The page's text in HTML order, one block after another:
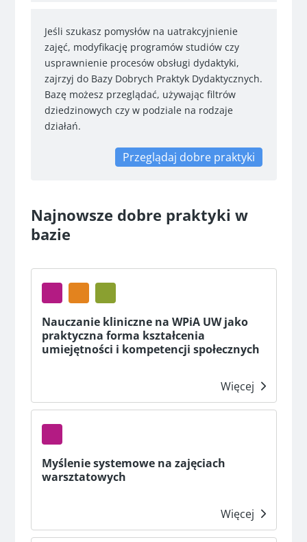
Jeśli szukasz pomysłów na uatrakcyjnienie
zajęć, modyfikację programów studiów czy
usprawnienie procesów obsługi dydaktyki,
zajrzyj do Bazy Dobrych Praktyk Dydaktycznych.
Bazę możesz przeglądać, używając filtrów
dziedzinowych czy w podziale na rodzaje
działań.
Przeglądaj dobre praktyki
Najnowsze dobre praktyki w
bazie
Nauczanie kliniczne na WPiA UW jako
praktyczna forma kształcenia
umiejętności i kompetencji społecznych
Więcej
Myślenie systemowe na zajęciach
warsztatowych
Więcej